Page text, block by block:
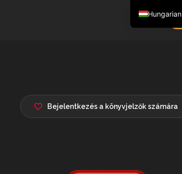
Bejelentkezés a könyvjelzők számára
Hungarian
English
French